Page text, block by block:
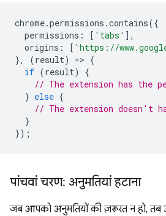
chrome.permissions .contains({
permissions : [ 'tabs' ],
origins : [ 'https://
},
(result) => {
if (result)
{
// The extension has the
} else {
// The extension doesn't
}
});
पांचवां चरण: अनुमतियां हटाना
जब आपको अनुमतियों की ज़रूरत न हो, तब